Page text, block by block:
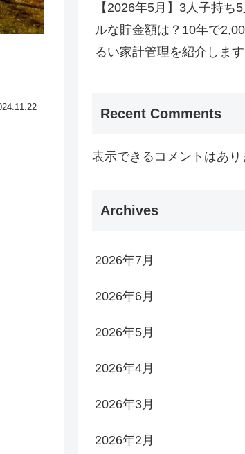
【2026年5月】3人子持ち
ルな貯金額は？10年で
るい家計管理を紹介します
Recent Comments
表示できるコメントはあり
Archives
2026年7月
2026年6月
2026年5月
2026年4月
2026年3月
2026年2月